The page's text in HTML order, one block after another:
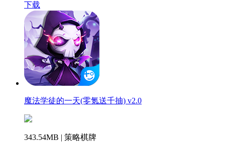
下载
魔法学徒的一天(零氪送千抽) v2.0
343.54MB | 策略棋牌